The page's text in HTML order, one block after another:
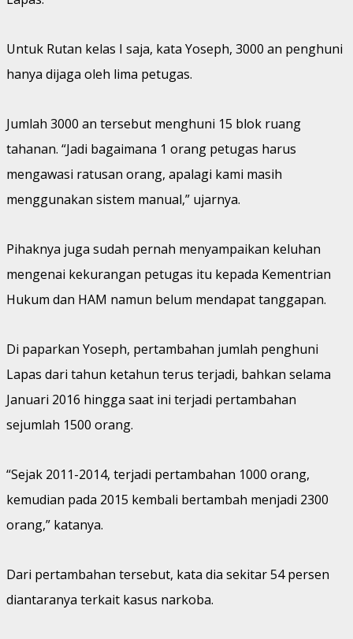
Untuk Rutan kelas I saja, kata Yoseph, 3000 an penghuni
hanya dijaga oleh lima petugas.
Jumlah 3000 an tersebut menghuni 15 blok ruang
tahanan. “Jadi bagaimana 1 orang petugas harus
mengawasi ratusan orang, apalagi kami masih
menggunakan sistem manual,” ujarnya.
Pihaknya juga sudah pernah menyampaikan keluhan
mengenai kekurangan petugas itu kepada Kementrian
Hukum dan HAM namun belum mendapat tanggapan.
Di paparkan Yoseph, pertambahan jumlah penghuni
Lapas dari tahun ketahun terus terjadi, bahkan selama
Januari 2016 hingga saat ini terjadi pertambahan
sejumlah 1500 orang.
“Sejak 2011-2014, terjadi pertambahan 1000 orang,
kemudian pada 2015 kembali bertambah menjadi 2300
orang,” katanya.
Dari pertambahan tersebut, kata dia sekitar 54 persen
diantaranya terkait kasus narkoba.